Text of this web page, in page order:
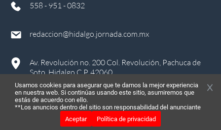
in
558 - 951 - 0832
redaccion@hidalgo.jornada.com.mx
Av. Revolución no. 200 Col. Revolución, Pachuca de
Soto, Hidalgo C.P. 42060
2026, Todos los derechos reservados
Usamos cookies para asegurar que te damos la mejor experiencia
en nuestra web. Si continúas usando este sitio, asumiremos que
estás de acuerdo con ello.
**Los anuncios dentro del sitio son responsabilidad del anunciante
Aceptar
Política de privacidad